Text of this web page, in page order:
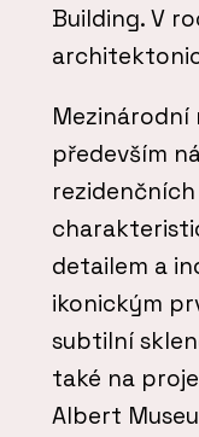
Building. V
Mezinárodní
především
detailem a
ikonickým
subtilní
také na
Albert